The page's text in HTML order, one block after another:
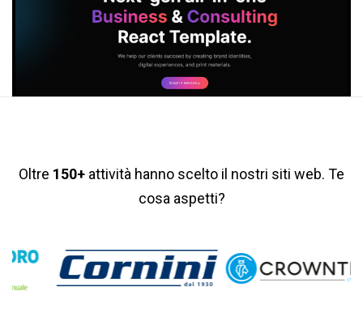
Oltre 150+ attività hanno scelto il nostri siti web. Te
cosa aspetti?